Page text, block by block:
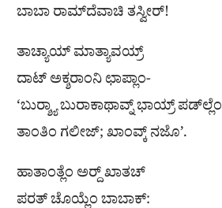
ಬಾಬಾ ರಾಮ್‌ದೆವಾಚಿ ತಸ್ವೀರ್!
ತಾಚ್ಯಾಯ್ ಮಾತ್ಯಾವಯ್ರ್
ದಾಟ್ ಅಕ್ಶರಾಂನಿ ಛಾಪ್ಲಾಂ-
‘ಬುರ‍್ಶ್ಯಾ ಬುರಾಕಾಥಾವ್ನ್ ಭಾಯ್ರ್ ಪಡ್‌ಲ್ಲೆಂ
ತಾಂತಿಂ ಗಲೀಜ್; ಖಾಂವ್ಕ್ ನಜೊ’.
ಹಾತಾಂತ್ಲೆಂ ಅರ‍್ದ್ ಖಾತಚ್
ಪರತ್ ಚೊಯ್ಲೆಂ ಬಾಬಾಕ್: